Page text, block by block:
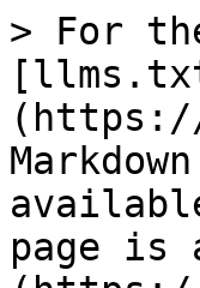
> For
page is